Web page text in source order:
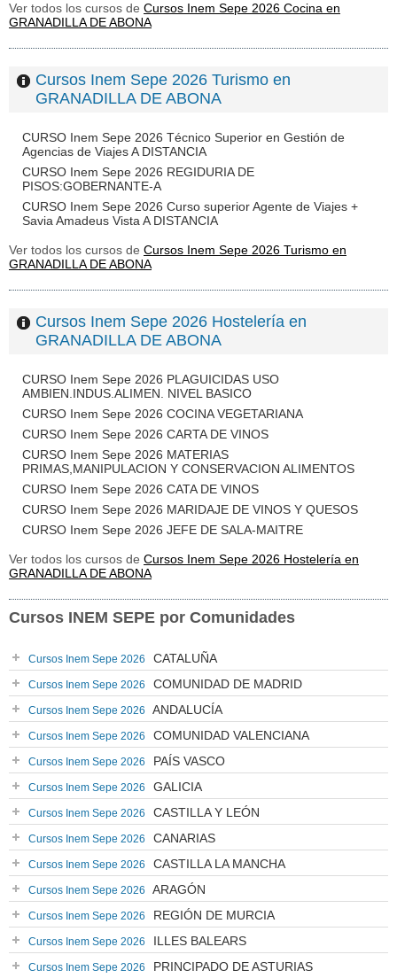
Ver todos los cursos de Cursos Inem Sepe 2026 Cocina en
GRANADILLA DE ABONA
Cursos Inem Sepe 2026 Turismo en
GRANADILLA DE ABONA
CURSO Inem Sepe 2026 Técnico Superior en Gestión de
Agencias de Viajes A DISTANCIA
CURSO Inem Sepe 2026 REGIDURIA DE
PISOS:GOBERNANTE-A
CURSO Inem Sepe 2026 Curso superior Agente de Viajes +
Savia Amadeus Vista A DISTANCIA
Ver todos los cursos de Cursos Inem Sepe 2026 Turismo en
GRANADILLA DE ABONA
Cursos Inem Sepe 2026 Hostelería en
GRANADILLA DE ABONA
CURSO Inem Sepe 2026 PLAGUICIDAS USO
AMBIEN.INDUS.ALIMEN. NIVEL BASICO
CURSO Inem Sepe 2026 COCINA VEGETARIANA
CURSO Inem Sepe 2026 CARTA DE VINOS
CURSO Inem Sepe 2026 MATERIAS
PRIMAS,MANIPULACION Y CONSERVACION ALIMENTOS
CURSO Inem Sepe 2026 CATA DE VINOS
CURSO Inem Sepe 2026 MARIDAJE DE VINOS Y QUESOS
CURSO Inem Sepe 2026 JEFE DE SALA-MAITRE
Ver todos los cursos de Cursos Inem Sepe 2026 Hostelería en
GRANADILLA DE ABONA
Cursos INEM SEPE por Comunidades
Cursos Inem Sepe 2026 CATALUÑA
Cursos Inem Sepe 2026 COMUNIDAD DE MADRID
Cursos Inem Sepe 2026 ANDALUCÍA
Cursos Inem Sepe 2026 COMUNIDAD VALENCIANA
Cursos Inem Sepe 2026 PAÍS VASCO
Cursos Inem Sepe 2026 GALICIA
Cursos Inem Sepe 2026 CASTILLA Y LEÓN
Cursos Inem Sepe 2026 CANARIAS
Cursos Inem Sepe 2026 CASTILLA LA MANCHA
Cursos Inem Sepe 2026 ARAGÓN
Cursos Inem Sepe 2026 REGIÓN DE MURCIA
Cursos Inem Sepe 2026 ILLES BALEARS
Cursos Inem Sepe 2026 PRINCIPADO DE ASTURIAS